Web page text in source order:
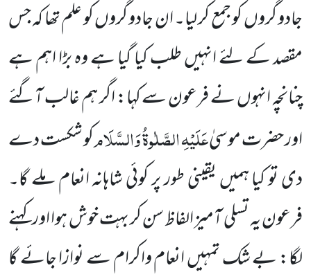
جادو گروں کو جمع کر لیا۔ ان جادو گروں کو علم تھا کہ جس
مقصد کے لئے انہیں طلب کیا گیا ہے وہ بڑا اہم ہے
چنانچہ انہوں نے فرعون سے کہا: اگر ہم غالب آگئے
اور حضرت موسیٰعَلَیْہِ الصَّلٰوۃُ وَالسَّلَامکو شکست دے
دی تو کیا ہمیں یقینی طور پر کوئی شاہانہ انعام ملے گا۔
فرعون یہ تسلی آمیز الفاظ سن کر بہت خوش ہوا اور کہنے
لگا: بے شک تمہیں انعام واکرام سے نوازا جائے گا